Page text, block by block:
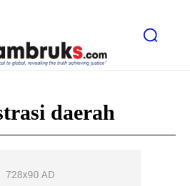
daerah